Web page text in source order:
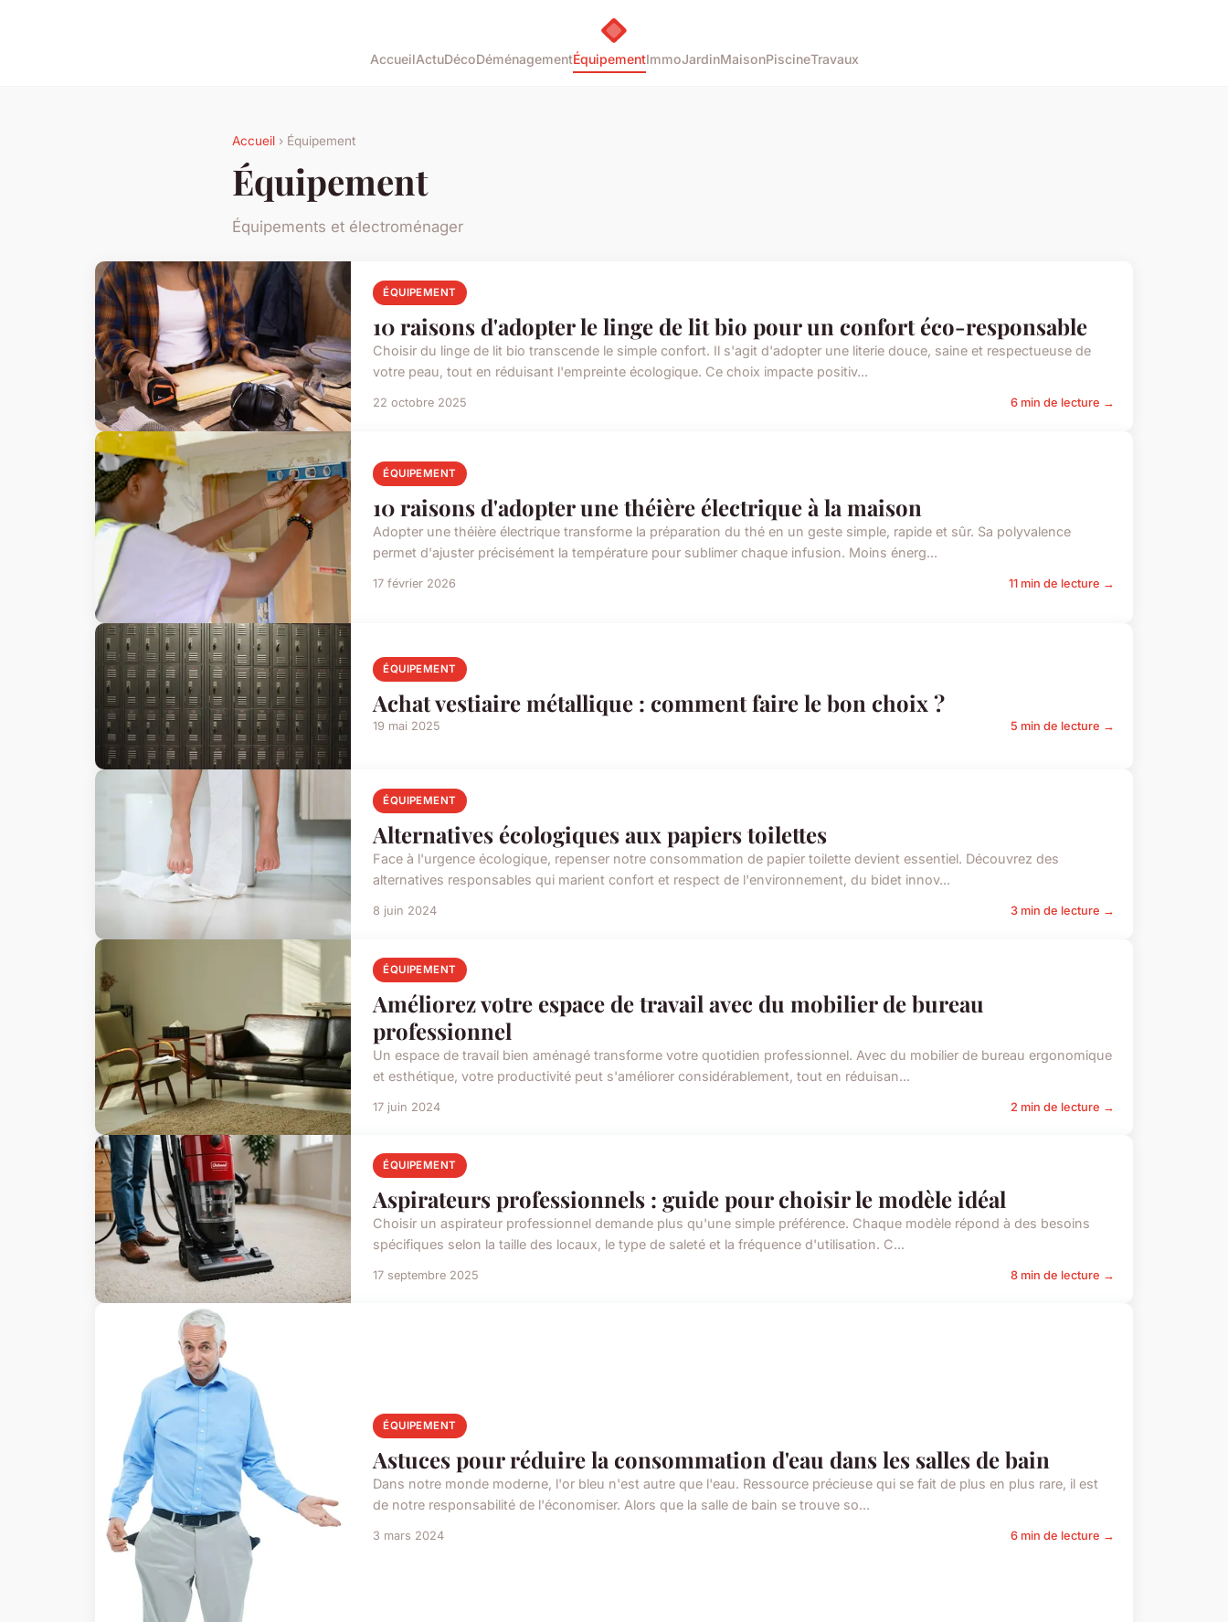
AccueilActuDécoDéménagementÉquipementImmoJardinMaisonPiscineTravaux
Accueil › Équipement
Équipement
Équipements et électroménager
ÉQUIPEMENT
10 raisons d'adopter le linge de lit bio pour un confort éco-responsable
Choisir du linge de lit bio transcende le simple confort. Il s'agit d'adopter une literie douce, saine et respectueuse de
votre peau, tout en réduisant l'empreinte écologique. Ce choix impacte positiv...
22 octobre 2025 6 min de lecture →
ÉQUIPEMENT
10 raisons d'adopter une théière électrique à la maison
Adopter une théière électrique transforme la préparation du thé en un geste simple, rapide et sûr. Sa polyvalence
permet d'ajuster précisément la température pour sublimer chaque infusion. Moins énerg...
17 février 2026 11 min de lecture →
ÉQUIPEMENT
Achat vestiaire métallique : comment faire le bon choix ?
19 mai 2025 5 min de lecture →
ÉQUIPEMENT
Alternatives écologiques aux papiers toilettes
Face à l'urgence écologique, repenser notre consommation de papier toilette devient essentiel. Découvrez des
alternatives responsables qui marient confort et respect de l'environnement, du bidet innov...
8 juin 2024 3 min de lecture →
ÉQUIPEMENT
Améliorez votre espace de travail avec du mobilier de bureau
professionnel
Un espace de travail bien aménagé transforme votre quotidien professionnel. Avec du mobilier de bureau ergonomique
et esthétique, votre productivité peut s'améliorer considérablement, tout en réduisan...
17 juin 2024 2 min de lecture →
ÉQUIPEMENT
Aspirateurs professionnels : guide pour choisir le modèle idéal
Choisir un aspirateur professionnel demande plus qu'une simple préférence. Chaque modèle répond à des besoins
spécifiques selon la taille des locaux, le type de saleté et la fréquence d'utilisation. C...
17 septembre 2025 8 min de lecture →
ÉQUIPEMENT
Astuces pour réduire la consommation d'eau dans les salles de bain
Dans notre monde moderne, l'or bleu n'est autre que l'eau. Ressource précieuse qui se fait de plus en plus rare, il est
de notre responsabilité de l'économiser. Alors que la salle de bain se trouve so...
3 mars 2024 6 min de lecture →